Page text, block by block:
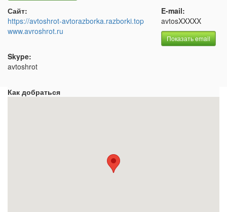
Сайт:
https://avtoshrot-avtorazborka.razborki.top
www.avroshrot.ru
E-mail:
avtosXXXXX
Показать email
Skype:
avtoshrot
Как добраться